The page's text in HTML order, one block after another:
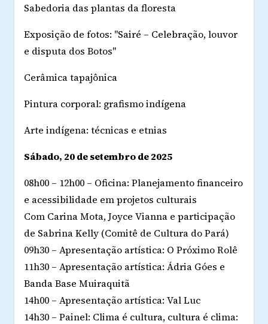
Sabedoria das plantas da floresta
Exposição de fotos: "Sairé – Celebração, louvor
e disputa dos Botos"
Cerâmica tapajônica
Pintura corporal: grafismo indígena
Arte indígena: técnicas e etnias
Sábado, 20 de setembro de 2025
08h00 – 12h00 – Oficina: Planejamento financeiro
e acessibilidade em projetos culturais
Com Carina Mota, Joyce Vianna e participação
de Sabrina Kelly (Comitê de Cultura do Pará)
09h30 – Apresentação artística: O Próximo Rolê
11h30 – Apresentação artística: Ádria Góes e
Banda Base Muiraquitã
14h00 – Apresentação artística: Val Luc
14h30 – Painel: Clima é cultura, cultura é clima: